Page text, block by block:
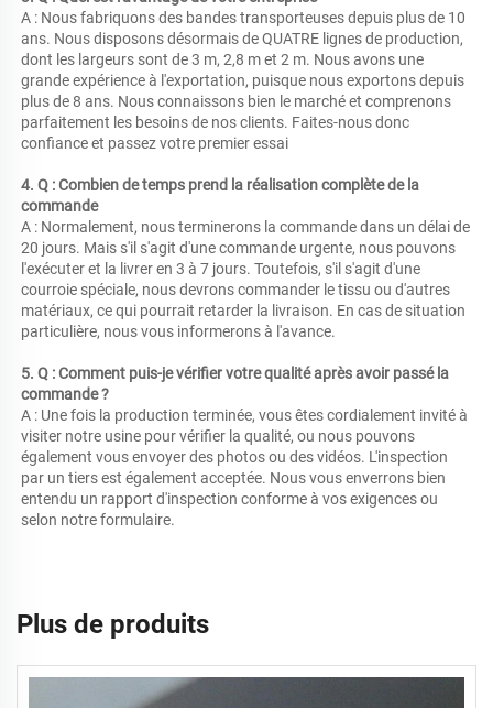
A : Nous fabriquons des bandes transporteuses depuis plus de 10
ans. Nous disposons désormais de QUATRE lignes de production,
dont les largeurs sont de 3 m, 2,8 m et 2 m. Nous avons une
grande expérience à l'exportation, puisque nous exportons depuis
plus de 8 ans. Nous connaissons bien le marché et comprenons
parfaitement les besoins de nos clients. Faites-nous donc
confiance et passez votre premier essai
4. Q : Combien de temps prend la réalisation complète de la
commande
A : Normalement, nous terminerons la commande dans un délai de
20 jours. Mais s'il s'agit d'une commande urgente, nous pouvons
l'exécuter et la livrer en 3 à 7 jours. Toutefois, s'il s'agit d'une
courroie spéciale, nous devrons commander le tissu ou d'autres
matériaux, ce qui pourrait retarder la livraison. En cas de situation
particulière, nous vous informerons à l'avance.
5. Q : Comment puis-je vérifier votre qualité après avoir passé la
commande ?
A : Une fois la production terminée, vous êtes cordialement invité à
visiter notre usine pour vérifier la qualité, ou nous pouvons
également vous envoyer des photos ou des vidéos. L'inspection
par un tiers est également acceptée. Nous vous enverrons bien
entendu un rapport d'inspection conforme à vos exigences ou
selon notre formulaire.
Plus de produits